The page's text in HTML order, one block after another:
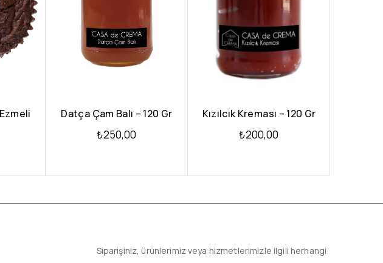
Datça Çam Balı – 120 Gr
₺250,00
Kızılcık Kreması – 120 Gr
₺200,00
Siparişiniz, ürünlerimiz veya hizmetlerimizle ilgili herhangi